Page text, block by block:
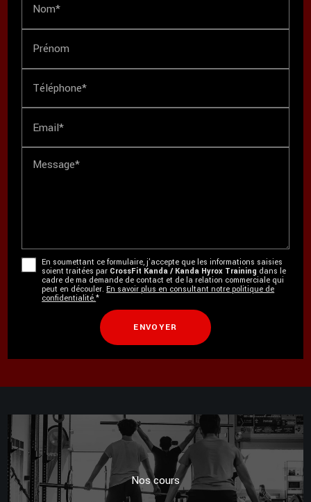
Nom*
Prénom
Téléphone*
Email*
Message*
En soumettant ce formulaire, j'accepte que les informations saisies
soient traitées par CrossFit Kanda / Kanda Hyrox Training dans le
cadre de ma demande de contact et de la relation commerciale qui
peut en découler.En savoir plus en consultant notre politique de
confidentialité.*
Nos cours